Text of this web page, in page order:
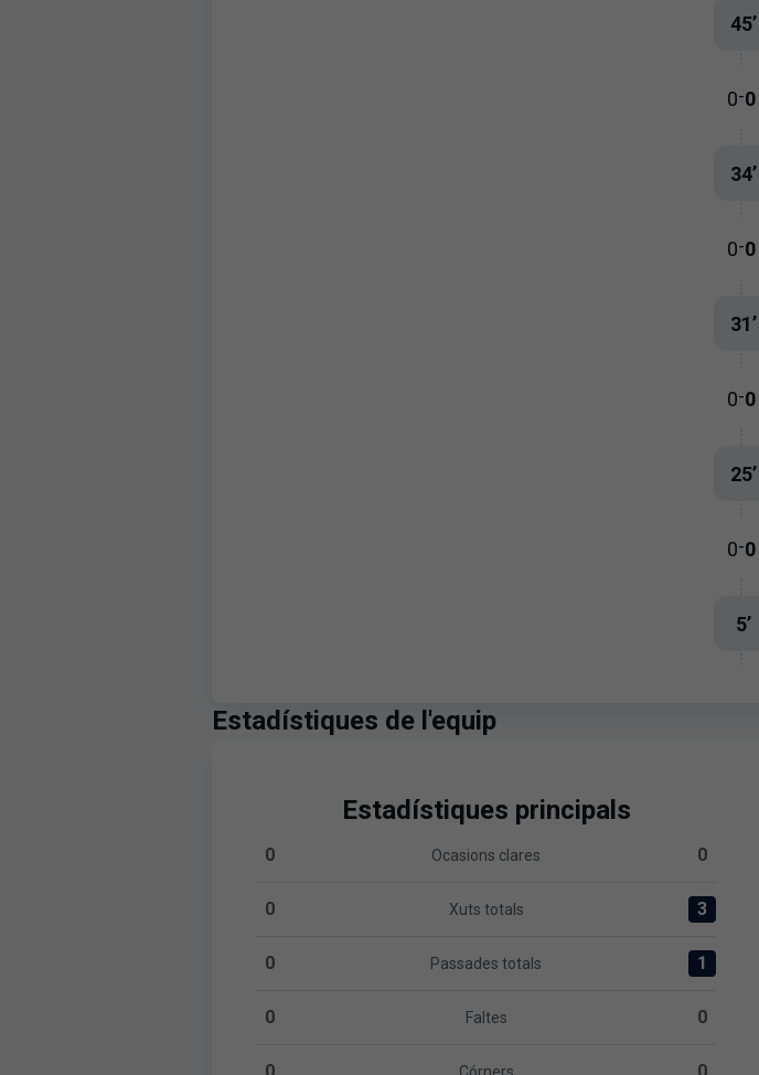
45’
0-0
34’
0-0
31’
0-0
25’
0-0
5’
Estadístiques de l'equip
Estadístiques principals
Ocasions clares:Olot 0 versus Levante UD 0
0 Ocasions clares 0
Xuts totals:Olot 0 versus Levante UD 3
0 Xuts totals 3
Passades totals:Olot 0 versus Levante UD 1
0 Passades totals 1
Faltes:Olot 0 versus Levante UD 0
0 Faltes 0